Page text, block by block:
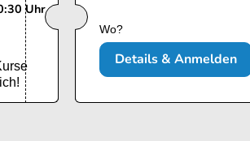
Uhr
Wo?
Details & Anmelden